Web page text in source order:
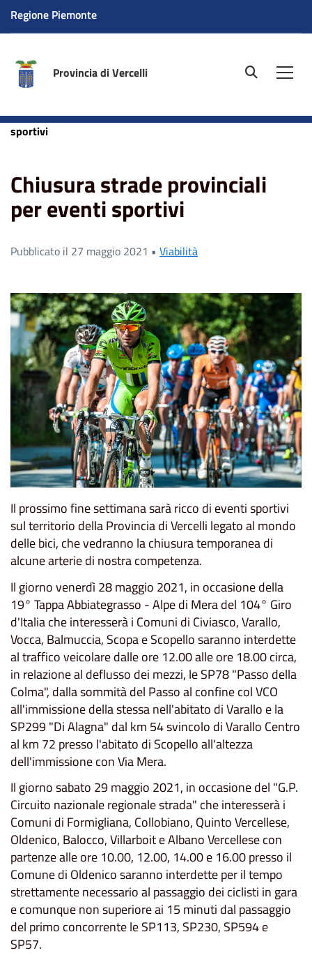
Regione Piemonte
Provincia di Vercelli site.searc
Home News
Chiusura strade provinciali per eventi
sportivi
Chiusura strade provinciali
per eventi sportivi
Pubblicato il 27 maggio 2021 • Viabilità
Il prossimo fine settimana sarà ricco di eventi sportivi
sul territorio della Provincia di Vercelli legato al mondo
delle bici, che vedranno la chiusura temporanea di
alcune arterie di nostra competenza.
Il giorno venerdì 28 maggio 2021, in occasione della
19° Tappa Abbiategrasso - Alpe di Mera del 104° Giro
d'Italia che interesserà i Comuni di Civiasco, Varallo,
Vocca, Balmuccia, Scopa e Scopello saranno interdette
al traffico veicolare dalle ore 12.00 alle ore 18.00 circa,
in relazione al deflusso dei mezzi, le SP78 "Passo della
Colma", dalla sommità del Passo al confine col VCO
all'immissione della stessa nell'abitato di Varallo e la
SP299 "Di Alagna" dal km 54 svincolo di Varallo Centro
al km 72 presso l'abitato di Scopello all'altezza
dell'immissione con Via Mera.
Il giorno sabato 29 maggio 2021, in occasione del "G.P.
Circuito nazionale regionale strada" che interesserà i
Comuni di Formigliana, Collobiano, Quinto Vercellese,
Oldenico, Balocco, Villarboit e Albano Vercellese con
partenze alle ore 10.00, 12.00, 14.00 e 16.00 presso il
Comune di Oldenico saranno interdette per il tempo
strettamente necessario al passaggio dei ciclisti in gara
e comunque non superiore ai 15 minuti dal passaggio
del primo concorrente le SP113, SP230, SP594 e
SP57.